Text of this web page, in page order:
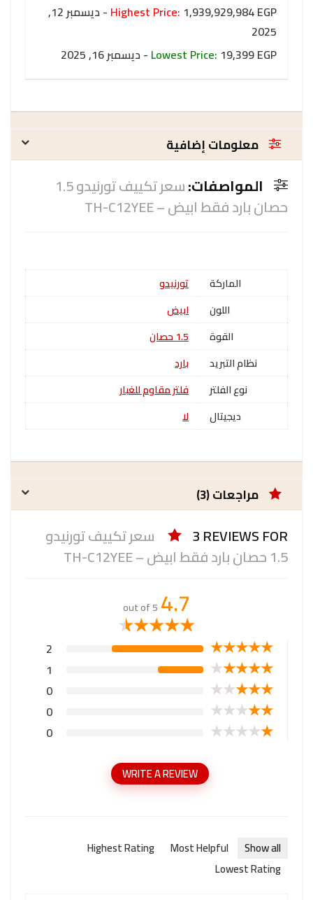
Highest Price:
1,939,929,984 EGP - ديسمبر 12,
2025
Lowest Price: 19,399 EGP - ديسمبر 16, 2025
معلومات إضافية
المواصفات:
سعر تكييف تورنيدو 1.5
حصان بارد فقط ابيض – TH-C12YEE
الماركة
تورنيدو
اللون
ابيض
القوة
1.5 حصان
نظام التبريد
بارد
نوع الفلتر
فلتر مقاوم للغبار
ديجيتال
لا
مراجعات (3)
3 REVIEWS FOR
سعر تكييف تورنيدو
1.5 حصان بارد فقط ابيض – TH-C12YEE
4.7
out of 5
★
★
★
★
★
★
★
★
★
★
2
★
★
★
★
★
1
★
★
★
★
★
0
★
★
★
★
★
0
★
★
★
★
★
0
WRITE A REVIEW
Show all
Most Helpful
Highest Rating
Lowest Rating